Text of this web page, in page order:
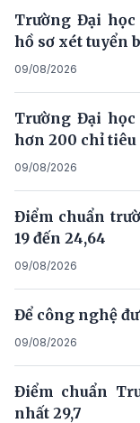
Trường Đại học
hồ sơ xét tuyển
09/08/2026
Trường Đại học
hơn 200 chỉ tiêu
09/08/2026
Điểm chuẩn
19 đến 24,64
09/08/2026
Để công nghệ
09/08/2026
Điểm chuẩn
nhất 29,7